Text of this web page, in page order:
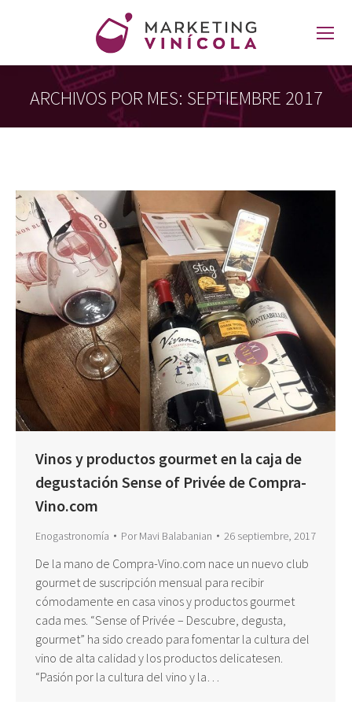
ARCHIVOS POR MES: SEPTIEMBRE 2017
Estás aquí:
Vinos y productos gourmet en la caja de
degustación Sense of Privée de Compra-
Vino.com
Enogastronomía PorMavi Balabanian 26 septiembre, 2017
De la mano de Compra-Vino.com nace un nuevo club
gourmet de suscripción mensual para recibir
cómodamente en casa vinos y productos gourmet
cada mes. “Sense of Privée – Descubre, degusta,
gourmet” ha sido creado para fomentar la cultura del
vino de alta calidad y los productos delicatesen.
“Pasión por la cultura del vino y la…